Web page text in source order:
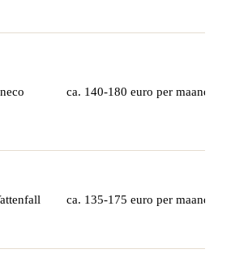
ca. 140-180 euro per maand
ca. 135-175 euro per maand